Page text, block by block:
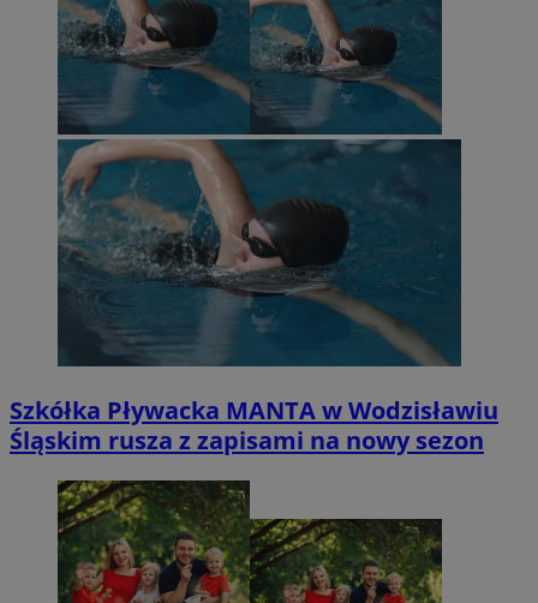
Szkółka Pływacka MANTA w Wodzisławiu
Śląskim rusza z zapisami na nowy sezon